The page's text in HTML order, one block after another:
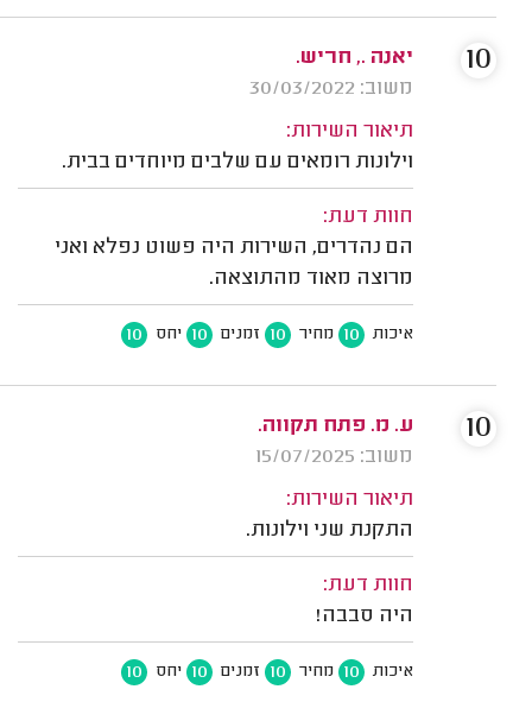
יאנה ., חריש.
משוב: 30/03/2022
תיאור השירות:
וילונות רומאים עם שלבים מיוחדים בבית.
חוות דעת:
הם נהדרים, השירות היה פשוט נפלא ואני
מרוצה מאוד מהתוצאה.
איכות 10 מחיר 10 זמנים 10 יחס 10
10
ע. מ. פתח תקווה.
משוב: 15/07/2025
תיאור השירות:
התקנת שני וילונות.
חוות דעת:
היה סבבה!
איכות 10 מחיר 10 זמנים 10 יחס 10
10